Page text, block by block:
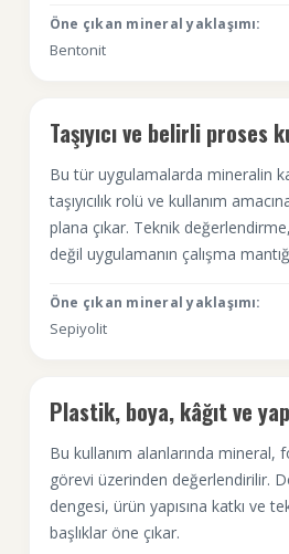
Öne çıkan mineral yaklaşımı:
Bentonit
Taşıyıcı ve belirli proses
Bu tür uygulamalarda mineralin
taşıyıcılık rolü ve kullanım
plana çıkar. Teknik
değil uygulamanın çalışma
Öne çıkan mineral yaklaşımı:
Sepiyolit
Plastik, boya, kâğıt ve
Bu kullanım alanlarında mineral,
görevi üzerinden değerlendirilir.
dengesi, ürün yapısına katkı ve
başlıklar öne çıkar.